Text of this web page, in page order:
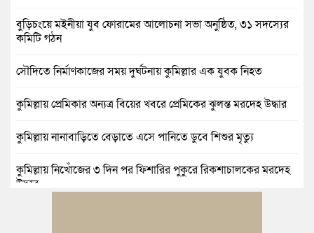
বুড়িচংয়ে মইনীয়া যুব ফোরামের আলোচনা সভা অনুষ্ঠিত, ৩১ সদস্যের
কমিটি গঠন
সৌদিতে নির্মাণকাজের সময় দুর্ঘটনায় কুমিল্লার এক যুবক নিহত
কুমিল্লায় প্রেমিকার অন্যত্র বিয়ের খবরে প্রেমিকের ঝুলন্ত মরদেহ উদ্ধার
কুমিল্লায় নানাবাড়িতে বেড়াতে এসে পানিতে ডুবে শিশুর মৃত্যু
কুমিল্লায় নিখোঁজের ৩ দিন পর ফিশারির পুকুরে রিকশাচালকের মরদেহ
উদ্ধার